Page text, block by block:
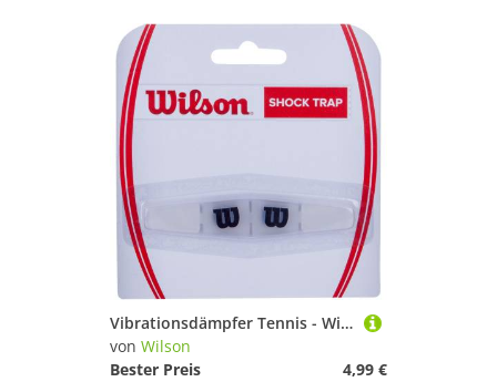
Vibrationsdämpfer Tennis - Wilson Shock Trap Dampener
von Wilson
Bester Preis
4,99 €